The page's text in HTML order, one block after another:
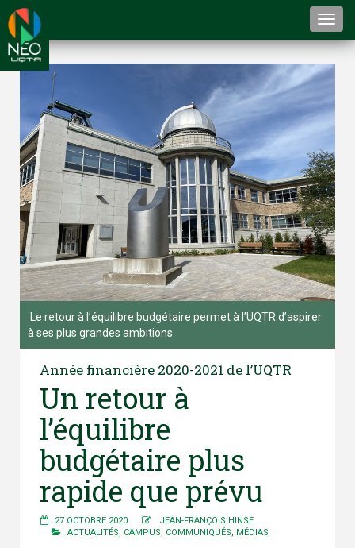
Le retour à l’équilibre budgétaire permet à l’UQTR d’aspirer
à ses plus grandes ambitions.
Année financière 2020-2021 de l’UQTR
Un retour à
l’équilibre
budgétaire plus
rapide que prévu
27 OCTOBRE 2020
JEAN-FRANÇOIS HINSE
ACTUALITÉS
CAMPUS COMMUNIQUÉS MÉDIAS